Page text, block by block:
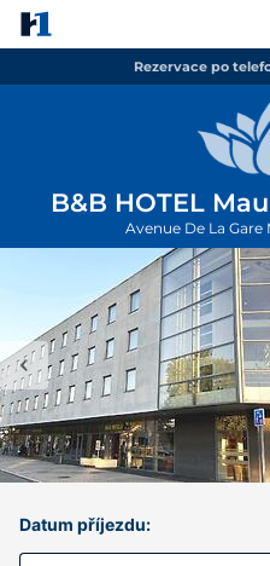
Rezervace po
B&B HOTEL
Avenue De La Gare
Datum příjezdu: